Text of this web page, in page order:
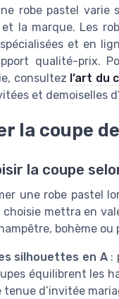
robe pastel varie
et la marque. Les
et en
qualité-prix.
consultez l’art du
et demoiselles
la coupe
la coupe
une robe pastel
choisie mettra en
bohème ou
silhouettes en A:
équilibrent les
tenue d’invitée